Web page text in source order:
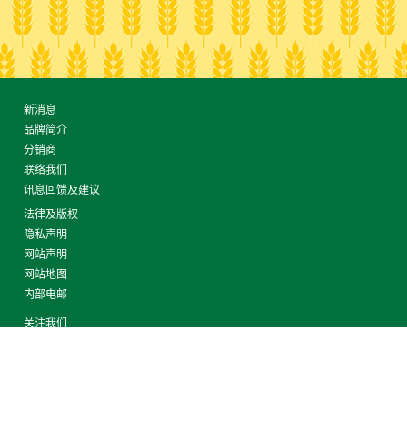
新消息
品牌简介
分销商
联络我们
讯息回馈及建议
法律及版权
隐私声明
网站声明
网站地图
内部电邮
关注我们